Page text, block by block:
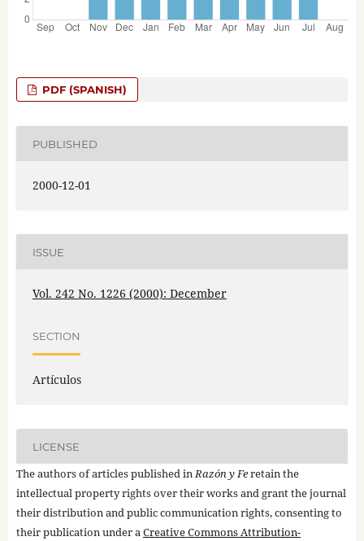
PDF (SPANISH)
PUBLISHED
2000-12-01
ISSUE
Vol. 242 No. 1226 (2000): December
SECTION
Artículos
LICENSE
The authors of articles published inRazón y Feretain the
intellectual property rights over their works and grant the journal
their distribution and public communication rights, consenting to
their publication under aCreative Commons Attribution-